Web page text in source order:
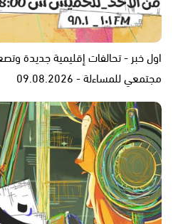
اول خبر - تحالفات إقليمية جديدة
مجتمعي للمساءلة - 09.08.2026